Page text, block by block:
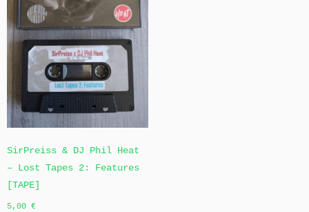
SirPreiss & DJ Phil Heat
– Lost Tapes 2: Features
[TAPE]
5,00 €